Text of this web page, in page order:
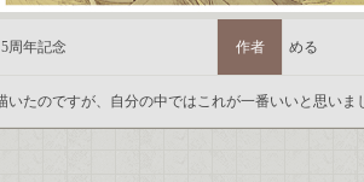
周年記念 作者 める
いたのですが、自分の中ではこれが一番いいと思いま